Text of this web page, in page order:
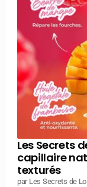
Les Secrets
capillaire
texturés
par Les Secrets de